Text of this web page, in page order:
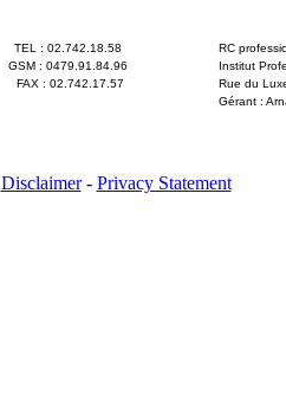
TEL : 02.742.18.58
GSM : 0479.91.84.96
FAX : 02.742.17.57
RC
Institut
Rue du
Gérant :
Disclaimer- Privacy Statement